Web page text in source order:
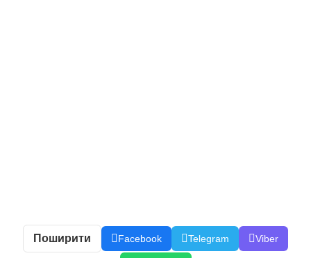
Поширити Facebook Telegram Viber